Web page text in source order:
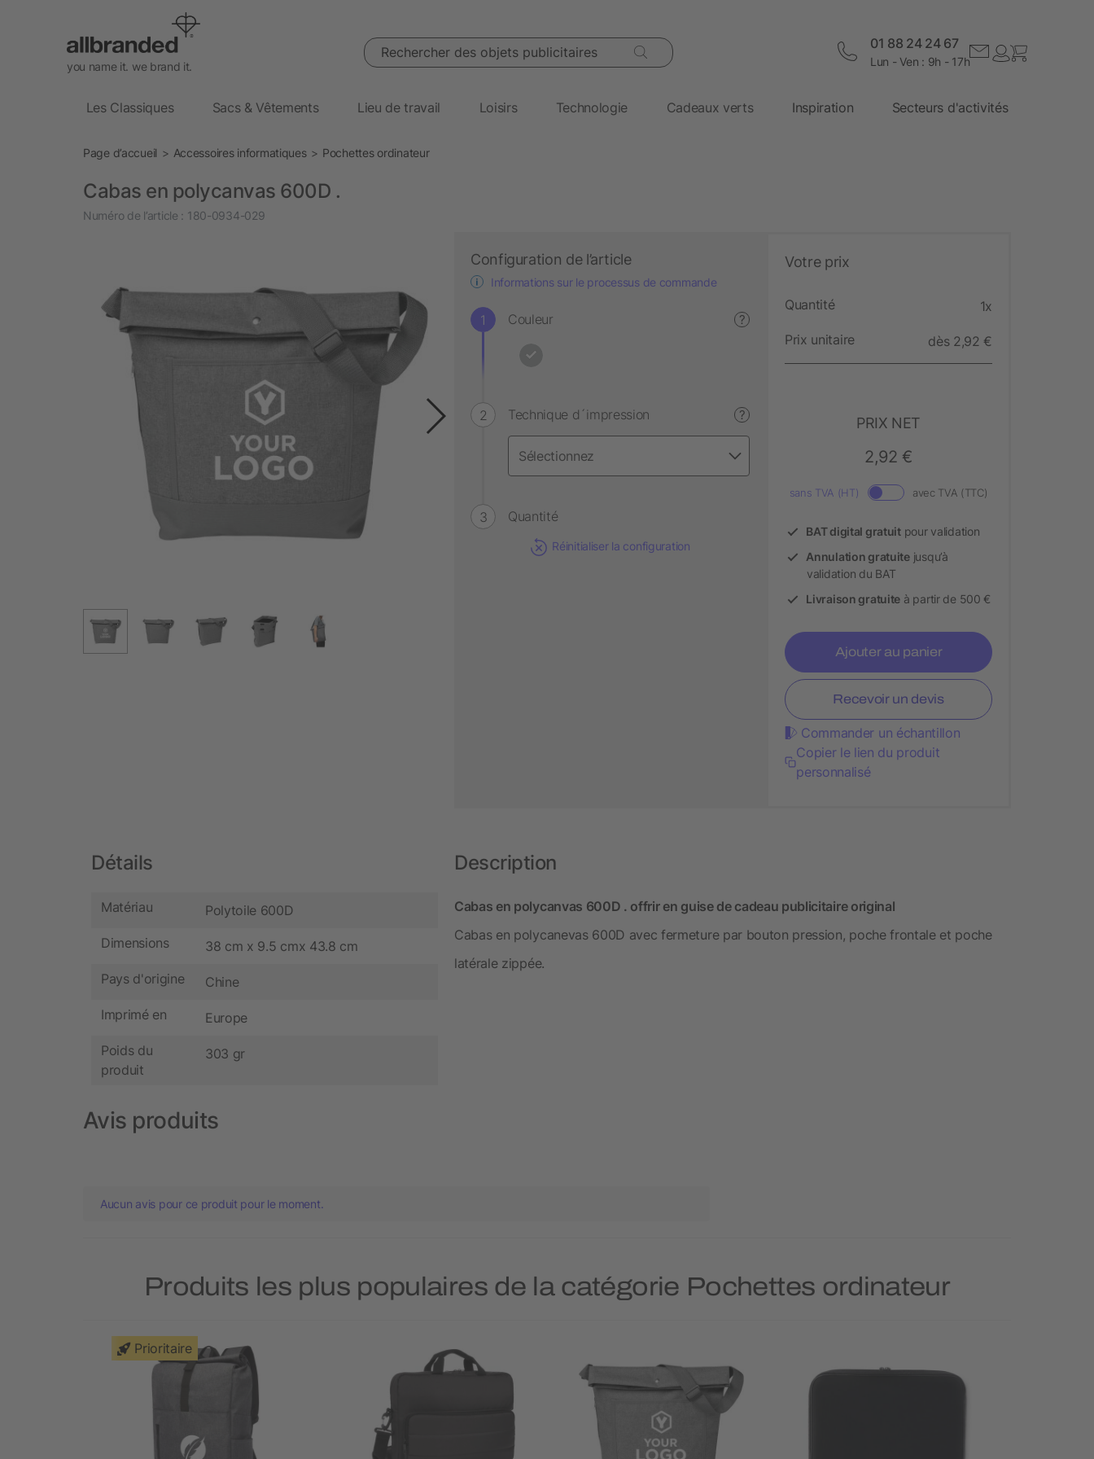
you name it. we brand it.
Rechercher des objets publicitaires 01 88 24 24 67
Lun - Ven : 9h - 17h
Les Classiques Sacs & Vêtements Lieu de travail Loisirs Technologie Cadeaux verts Inspiration Secteurs d'activités
Page d’accueil Accessoires informatiques Pochettes ordinateur
Cabas en polycanvas 600D .
Numéro de l’article : 180-0934-029
Configuration de l’article
Informations sur le processus de commande
Couleur ?
Technique d´impression ?
Quantité
Réinitialiser la configuration
Votre prix
Quantité 1x
Prix unitaire dès 2,92 €
PRIX NET
2,92 €
sans TVA (HT) avec TVA (TTC)
BAT digital gratuitpour validation
Annulation gratuitejusqu’à
validation du BAT
Livraison gratuite à partir de 500 €
Ajouter au panier
Recevoir un devis
Commander un échantillon
Copier le lien du produit
personnalisé
Détails
Matériau Polytoile 600D
Dimensions 38 cm x 9.5 cmx 43.8 cm
Pays d'origine Chine
Imprimé en Europe
Poids du
produit
303 gr
Description
Cabas en polycanvas 600D . offrir en guise de cadeau publicitaire original
Cabas en polycanevas 600D avec fermeture par bouton pression, poche frontale et poche
latérale zippée.
Avis produits
Aucun avis pour ce produit pour le moment.
Produits les plus populaires de la catégorie Pochettes ordinateur
Prioritaire